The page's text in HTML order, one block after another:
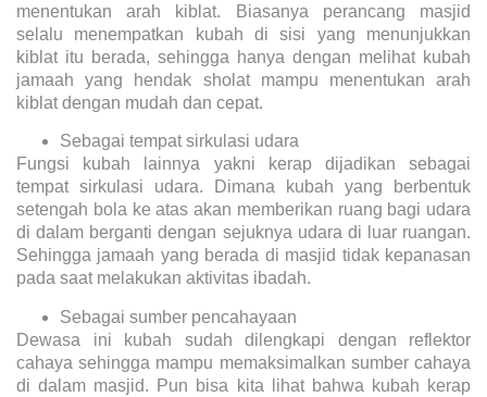
menentukan arah kiblat. Biasanya perancang masjid
selalu menempatkan kubah di sisi yang menunjukkan
kiblat itu berada, sehingga hanya dengan melihat kubah
jamaah yang hendak sholat mampu menentukan arah
kiblat dengan mudah dan cepat.
Sebagai tempat sirkulasi udara
Fungsi kubah lainnya yakni kerap dijadikan sebagai
tempat sirkulasi udara. Dimana kubah yang berbentuk
setengah bola ke atas akan memberikan ruang bagi udara
di dalam berganti dengan sejuknya udara di luar ruangan.
Sehingga jamaah yang berada di masjid tidak kepanasan
pada saat melakukan aktivitas ibadah.
Sebagai sumber pencahayaan
Dewasa ini kubah sudah dilengkapi dengan reflektor
cahaya sehingga mampu memaksimalkan sumber cahaya
di dalam masjid. Pun bisa kita lihat bahwa kubah kerap